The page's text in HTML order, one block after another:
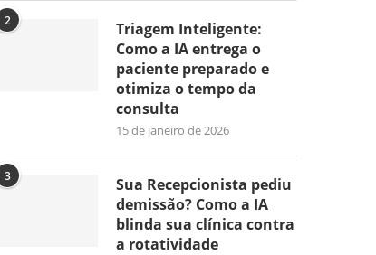
2
Triagem Inteligente:
Como a IA entrega o
paciente preparado e
otimiza o tempo da
consulta
15 de janeiro de 2026
3
Sua Recepcionista pediu
demissão? Como a IA
blinda sua clínica contra
a rotatividade